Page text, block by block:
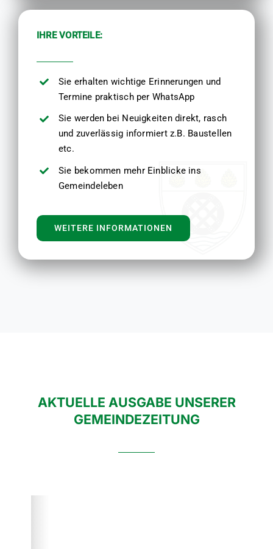
IHRE VORTEILE:
Sie erhalten wichtige Erinnerungen und
Termine praktisch per WhatsApp
Sie werden bei Neuigkeiten direkt, rasch
und zuverlässig informiert z.B. Baustellen
etc.
Sie bekommen mehr Einblicke ins
Gemeindeleben
WEITERE INFORMATIONEN
AKTUELLE AUSGABE UNSERER
GEMEINDEZEITUNG